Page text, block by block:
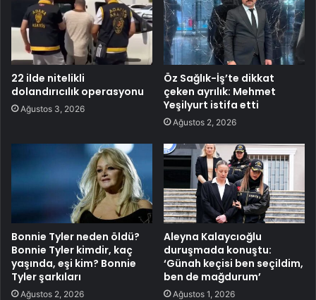
22 ilde nitelikli
dolandırıcılık operasyonu
Ağustos 3, 2026
Öz Sağlık-İş’te dikkat
çeken ayrılık: Mehmet
Yeşilyurt istifa etti
Ağustos 2, 2026
Bonnie Tyler neden öldü?
Bonnie Tyler kimdir, kaç
yaşında, eşi kim? Bonnie
Tyler şarkıları
Ağustos 2, 2026
Aleyna Kalaycıoğlu
duruşmada konuştu:
‘Günah keçisi ben seçildim,
ben de mağdurum’
Ağustos 1, 2026